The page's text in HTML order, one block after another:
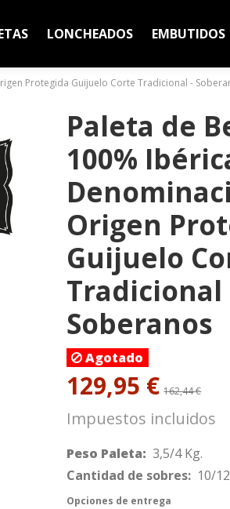
LONCHEADOS EMBUTIDOS
Protegida Guijuelo Corte Tradicional -
Paleta de
100%
Origen
Guijuelo
Tradicional
Soberanos
Agotado
129,95 € 162,44 €
Impuestos incluidos
Peso Paleta: 3,5/4 Kg.
Cantidad de sobres: 10/
Opciones de entrega